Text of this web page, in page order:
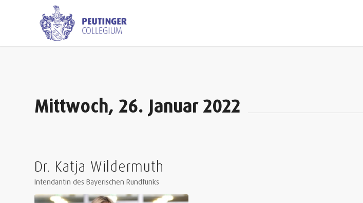
Mittwoch, 26. Januar 2022
Dr. Katja Wildermuth
Intendantin des Bayerischen Rundfunks